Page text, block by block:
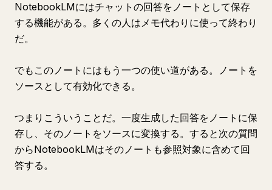
NotebookLMにはチャットの回答をノートとして保存
する機能がある。多くの人はメモ代わりに使って終わり
だ。
でもこのノートにはもう一つの使い道がある。ノートを
ソースとして有効化できる。
つまりこういうことだ。一度生成した回答をノートに保
存し、そのノートをソースに変換する。すると次の質問
からNotebookLMはそのノートも参照対象に含めて回
答する。